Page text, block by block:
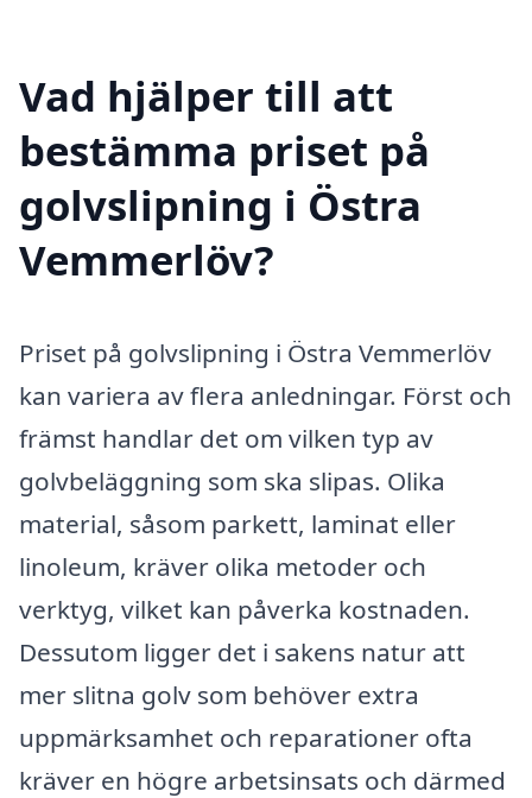
Vad hjälper till att
bestämma priset på
golvslipning i Östra
Vemmerlöv?
Priset på golvslipning i Östra Vemmerlöv
kan variera av flera anledningar. Först och
främst handlar det om vilken typ av
golvbeläggning som ska slipas. Olika
material, såsom parkett, laminat eller
linoleum, kräver olika metoder och
verktyg, vilket kan påverka kostnaden.
Dessutom ligger det i sakens natur att
mer slitna golv som behöver extra
uppmärksamhet och reparationer ofta
kräver en högre arbetsinsats och därmed